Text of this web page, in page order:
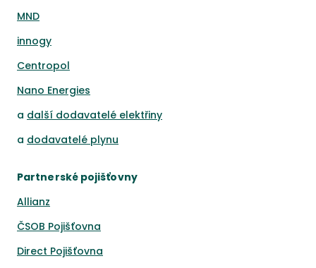
MND
innogy
Centropol
Nano Energies
a další dodavatelé elektřiny
a dodavatelé plynu
Partnerské pojišťovny
Allianz
ČSOB Pojišťovna
Direct Pojišťovna